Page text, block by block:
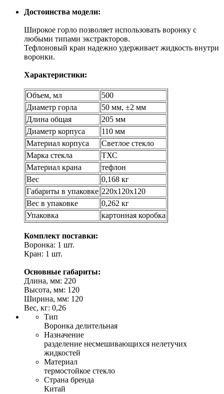
Достоинства модели:
Широкое горло позволяет использовать воронку с
любыми типами экстракторов.
Тефлоновый кран надежно удерживает жидкость внутри
воронки.
Характеристики:
Объем, мл
500
Диаметр горла
50 мм, ±2 мм
Длина общая
205 мм
Диаметр корпуса
110 мм
Материал корпуса
Светлое стекло
Марка стекла
ТХС
Материал крана
тефлон
Вес
0,168 кг
Габариты в упаковке 220х120х120
Вес в упаковке
0,262 кг
Упаковка
картонная коробка
Комплект поставки:
Воронка: 1 шт.
Кран: 1 шт.
Основные габариты:
Длина, мм: 220
Высота, мм: 120
Ширина, мм: 120
Вес, кг: 0,26
Тип
Воронка делительная
Назначение
разделение несмешивающихся нелетучих
жидкостей
Материал
термостойкое стекло
Страна бренда
Китай